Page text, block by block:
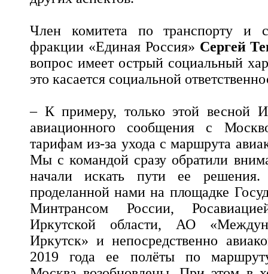
Член комитета по транспорту и
фракции «Единая Россия» Сергей
вопрос имеет острый социальный
это касается социальной
– К примеру, только этой весной
авиационного сообщения с
тарифам из-за ухода с маршрута
Мы с командой сразу обратили
начали искать пути ее решения.
проделанной нами на площадке
Минтрансом России,
Иркутской области, АО
Иркутск» и непосредственно
2019 года ее полёты по